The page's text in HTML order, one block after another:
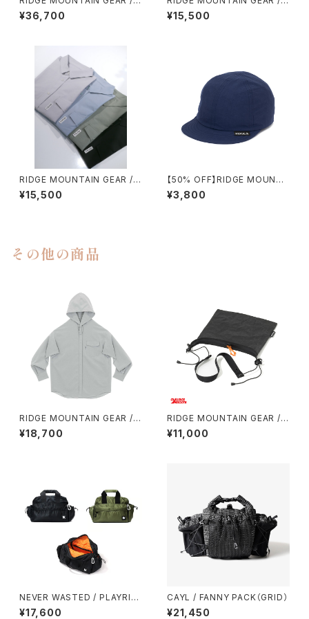
ONE MILE TRIM
¥36,700
ASIC SHORT SLEEVE SHIR
T（MEN）
¥15,500
RIDGE MOUNTAIN GEAR / B
ASIC SHORT SLEEVE SHIR
T（WOMEN）
¥15,500
【50% OFF】RIDGE MOUNTA
IN GEAR / BASIC CAP
¥3,800
その他の商品
RIDGE MOUNTAIN GEAR /
HOODED LONG SLEEVE SH
IRT（WOMEN）2026
¥18,700
RIDGE MOUNTAIN GEAR / S
ACOCHE
¥11,000
NEVER WASTED / PLAYRIP
（MA-1）
¥17,600
CAYL / FANNY PACK（GRID）
¥21,450